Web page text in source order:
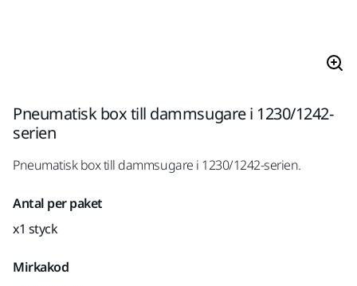
Pneumatisk box till dammsugare i 1230/1242-
serien
Pneumatisk box till dammsugare i 1230/1242-serien.
Antal per paket
x1 styck
Mirkakod